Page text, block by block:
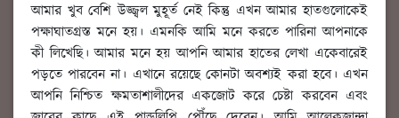
আমার খুব বেশি উজ্জ্বল মুহূর্ত নেই কিন্তু এখন আমার হাতগুলোকেই
পক্ষাঘাতগ্রস্ত মনে হয়। এমনকি আমি মনে করতে পারিনা আপনাকে
কী লিখেছি। আমার মনে হয় আপনি আমার হাতের লেখা একেবারেই
পড়তে পারবেন না। এখানে রয়েছে কোনটা অবশ্যই করা হবে। এখন
আপনি নিশ্চিত ক্ষমতাশালীদের একজোট করে চেষ্টা করবেন এবং